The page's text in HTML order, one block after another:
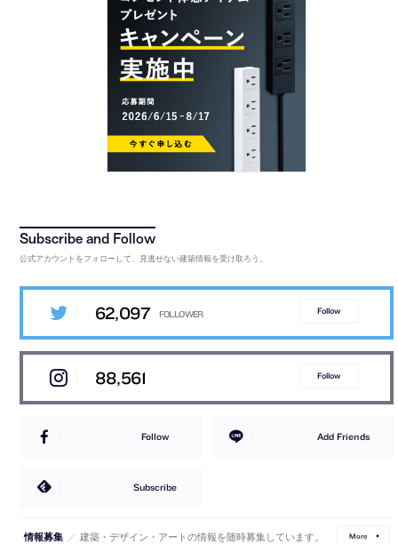
公式アカウントをフォローして、見逃せない建築情報を受け取ろう。
62,097 Follow
88,561 Follow
Follow Add Friends
Subscribe
情報募集 ／ 建築・デザイン・アートの情報を随時募集しています。 More